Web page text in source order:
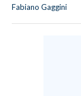
Fabiano Gaggini